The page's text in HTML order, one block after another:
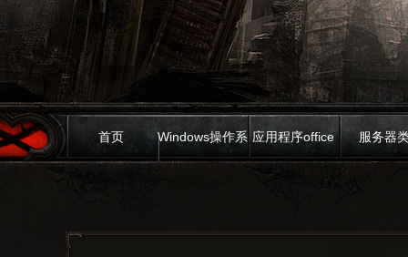
首页 Windows操作系 应用程序office 服务器